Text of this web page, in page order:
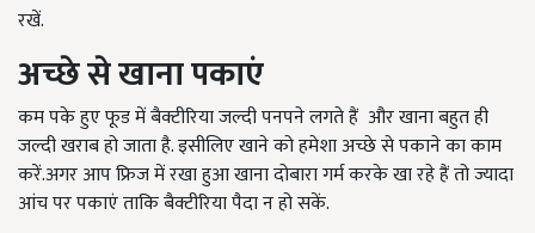
रखें.
अच्छे से खाना पकाएं
कम पके हुए फूड में बैक्टीरिया जल्दी पनपने लगते हैं और खाना बहुत ही
जल्दी खराब हो जाता है. इसीलिए खाने को हमेशा अच्छे से पकाने का काम
करें.अगर आप फ्रिज में रखा हुआ खाना दोबारा गर्म करके खा रहे हैं तो ज्यादा
आंच पर पकाएं ताकि बैक्टीरिया पैदा न हो सकें.